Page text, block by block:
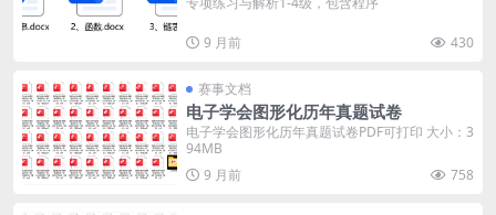
9 月前 430
赛事文档
电子学会图形化历年真题试卷
电子学会图形化历年真题试卷PDF可打印 大小：3
94MB
9 月前
758